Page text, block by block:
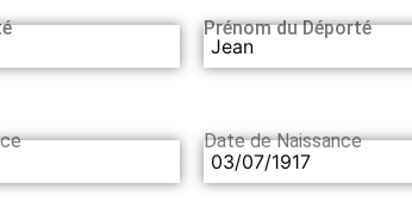
Prénom du Déporté
Jean
Date de Naissance
03/07/1917